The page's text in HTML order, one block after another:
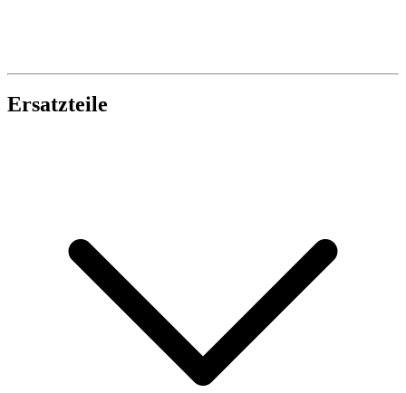
Ersatzteile